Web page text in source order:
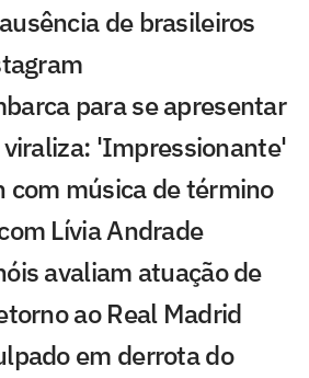
de brasileiros
para se apresentar
viraliza: 'Impressionante'
com música de término
Lívia Andrade
avaliam atuação de
ao Real Madrid
em derrota do